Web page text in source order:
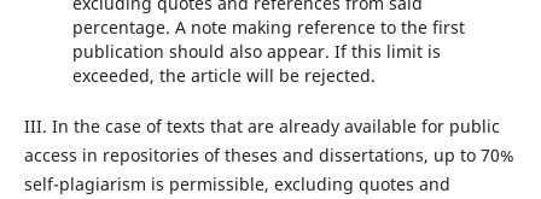
percentage. A note making reference to the first
publication should also appear. If this limit is
exceeded, the article will be rejected.
III. In the case of texts that are already available for public
access in repositories of theses and dissertations, up to 70%
self-plagiarism is permissible, excluding quotes and